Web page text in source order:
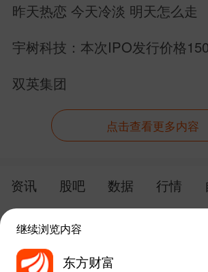
昨天热恋 今天冷淡 明天怎么走
宇树科技：本次IPO发行价格
双英集团
点击查看更多内容
资讯 股吧 数据 行情
给网站提点意见
继续浏览内容
东方财富